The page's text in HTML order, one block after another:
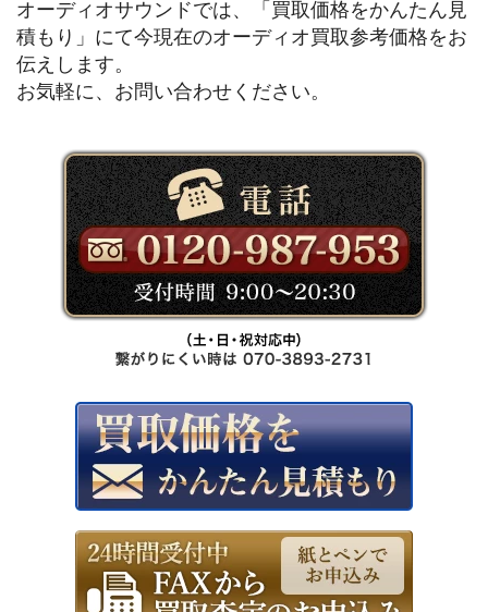
オーディオサウンドでは、「買取価格をかんたん見
積もり」にて今現在のオーディオ買取参考価格をお
伝えします。
お気軽に、お問い合わせください。